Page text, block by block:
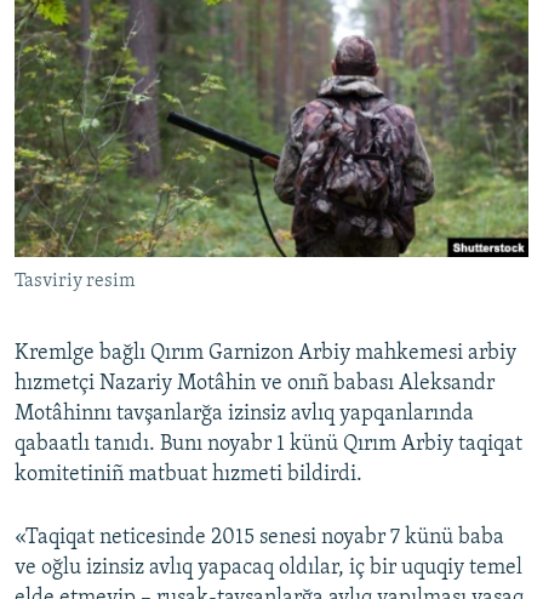
SÜRET
BLOGLAR
FİKİR
Русский
Українською
QOŞULIÑIZ!
RFE/RS bütün saytları
Tasviriy resim
Kremlge bağlı Qırım Garnizon Arbiy mahkemesi arbiy
hızmetçi Nazariy Motâhin ve onıñ babası Aleksandr
Motâhinnı tavşanlarğa izinsiz avlıq yapqanlarında
qabaatlı tanıdı. Bunı noyabr 1 künü Qırım Arbiy taqiqat
komitetiniñ matbuat hızmeti bildirdi.
«Taqiqat neticesinde 2015 senesi noyabr 7 künü baba
ve oğlu izinsiz avlıq yapacaq oldılar, iç bir uquqiy temel